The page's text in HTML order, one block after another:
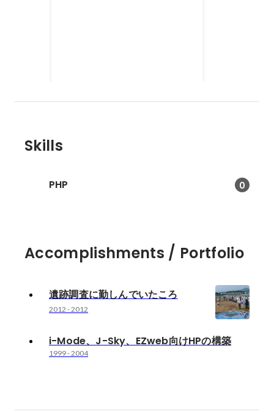
公開までは至らず挫折。
Skills
PHP 0
Accomplishments / Portfolio
遺跡調査に勤しんでいたころ
2012 -2012
i-Mode、J-Sky、EZweb向けHPの構築
1999-2004